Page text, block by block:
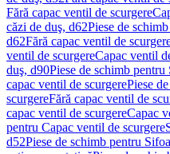
Fără capac ventil de scurgere
căzi de duş, d62Piese de
d62Fără capac ventil de
ventil de scurgereCapac ventil
duş, d90Piese de schimb
capac ventil de scurgerePiese
scurgereFără capac ventil de
capac ventil de scurgereCapac
pentru Capac ventil de scurgere
d52Piese de schimb pentru